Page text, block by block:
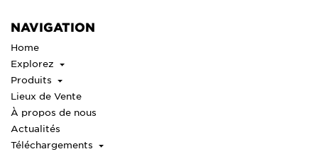
NAVIGATION
Home
Explorez
Produits
Lieux de Vente
À propos de nous
Actualités
Téléchargements